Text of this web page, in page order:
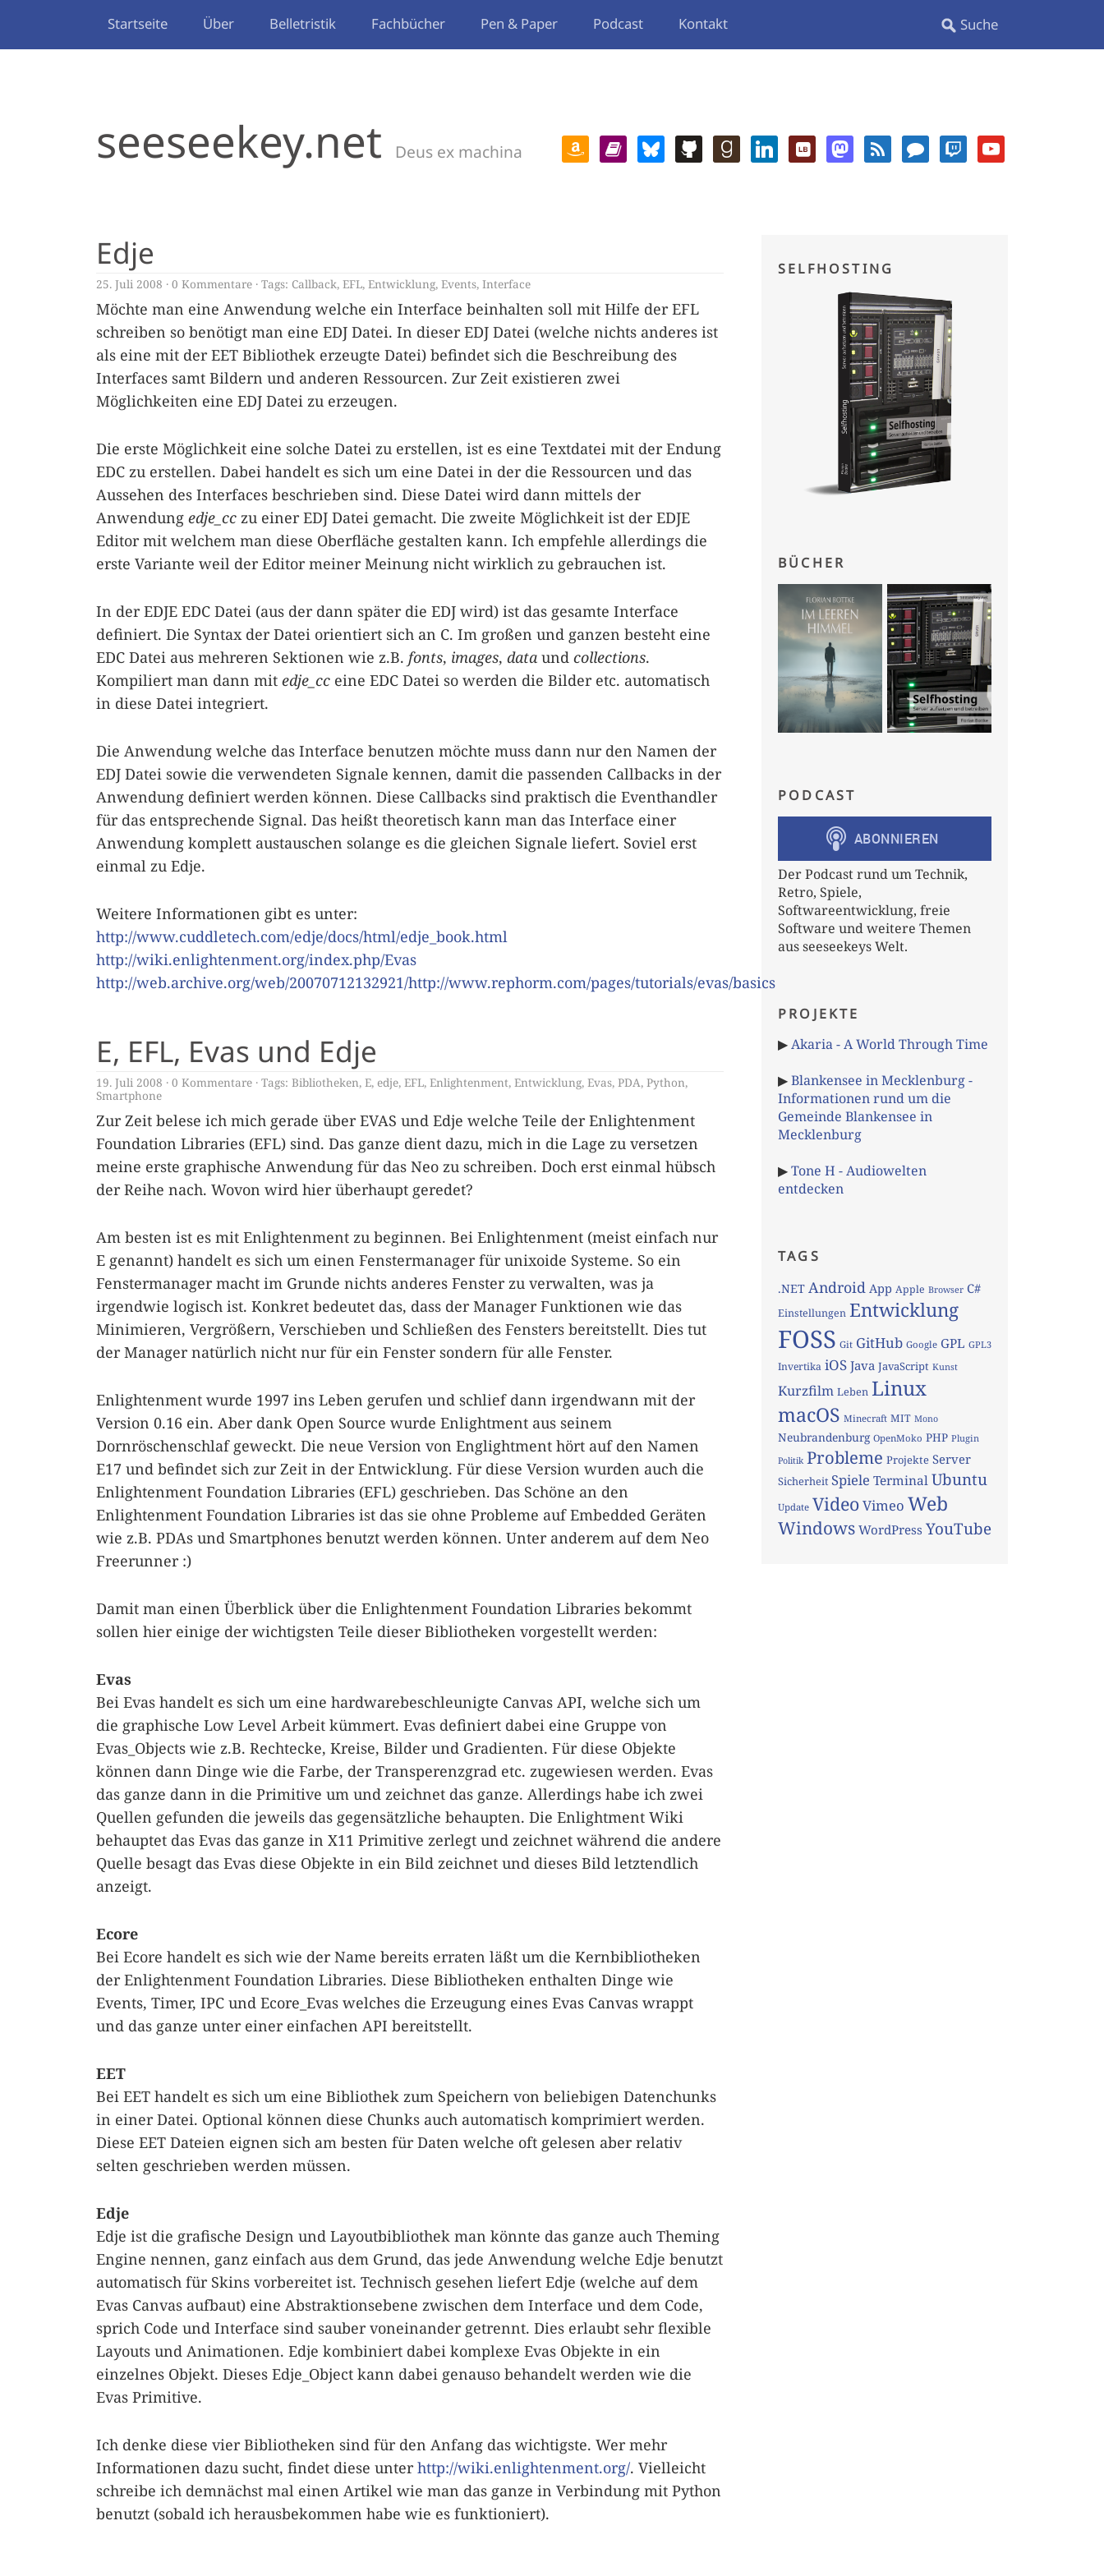
Startseite Über Belletristik Fachbücher Pen & Paper Podcast Kontakt
seeseekey.net Deus ex machina
Edje
25. Juli 2008 0 Kommentare Tags: Callback, EFL, Entwicklung, Events, Interface
Möchte man eine Anwendung welche ein Interface beinhalten soll mit Hilfe der EFL
schreiben so benötigt man eine EDJ Datei. In dieser EDJ Datei (welche nichts anderes ist
als eine mit der EET Bibliothek erzeugte Datei) befindet sich die Beschreibung des
Interfaces samt Bildern und anderen Ressourcen. Zur Zeit existieren zwei
Möglichkeiten eine EDJ Datei zu erzeugen.
Die erste Möglichkeit eine solche Datei zu erstellen, ist es eine Textdatei mit der Endung
EDC zu erstellen. Dabei handelt es sich um eine Datei in der die Ressourcen und das
Aussehen des Interfaces beschrieben sind. Diese Datei wird dann mittels der
Anwendung edje_cc zu einer EDJ Datei gemacht. Die zweite Möglichkeit ist der EDJE
Editor mit welchem man diese Oberfläche gestalten kann. Ich empfehle allerdings die
erste Variante weil der Editor meiner Meinung nicht wirklich zu gebrauchen ist.
In der EDJE EDC Datei (aus der dann später die EDJ wird) ist das gesamte Interface
definiert. Die Syntax der Datei orientiert sich an C. Im großen und ganzen besteht eine
EDC Datei aus mehreren Sektionen wie z.B. fonts, images, data und collections.
Kompiliert man dann mit edje_cc eine EDC Datei so werden die Bilder etc. automatisch
in diese Datei integriert.
Die Anwendung welche das Interface benutzen möchte muss dann nur den Namen der
EDJ Datei sowie die verwendeten Signale kennen, damit die passenden Callbacks in der
Anwendung definiert werden können. Diese Callbacks sind praktisch die Eventhandler
für das entsprechende Signal. Das heißt theoretisch kann man das Interface einer
Anwendung komplett austauschen solange es die gleichen Signale liefert. Soviel erst
einmal zu Edje.
Weitere Informationen gibt es unter:
http://www.cuddletech.com/edje/docs/html/edje_book.html
http://wiki.enlightenment.org/index.php/Evas
http://web.archive.org/web/20070712132921/http://www.rephorm.com/pages/tutorials/evas/basics
E, EFL, Evas und Edje
19. Juli 2008 0 Kommentare Tags: Bibliotheken, E, edje, EFL, Enlightenment, Entwicklung, Evas, PDA, Python,
Smartphone
Zur Zeit belese ich mich gerade über EVAS und Edje welche Teile der Enlightenment
Foundation Libraries (EFL) sind. Das ganze dient dazu, mich in die Lage zu versetzen
meine erste graphische Anwendung für das Neo zu schreiben. Doch erst einmal hübsch
der Reihe nach. Wovon wird hier überhaupt geredet?
Am besten ist es mit Enlightenment zu beginnen. Bei Enlightenment (meist einfach nur
E genannt) handelt es sich um einen Fenstermanager für unixoide Systeme. So ein
Fenstermanager macht im Grunde nichts anderes Fenster zu verwalten, was ja
irgendwie logisch ist. Konkret bedeutet das, dass der Manager Funktionen wie das
Minimieren, Vergrößern, Verschieben und Schließen des Fensters bereitstellt. Dies tut
der Manager natürlich nicht nur für ein Fenster sondern für alle Fenster.
Enlightenment wurde 1997 ins Leben gerufen und schlief dann irgendwann mit der
Version 0.16 ein. Aber dank Open Source wurde Enlightment aus seinem
Dornröschenschlaf geweckt. Die neue Version von Englightment hört auf den Namen
E17 und befindet sich zur Zeit in der Entwicklung. Für diese Version wurden auch die
Enlightenment Foundation Libraries (EFL) geschrieben. Das Schöne an den
Enlightenment Foundation Libraries ist das sie ohne Probleme auf Embedded Geräten
wie z.B. PDAs und Smartphones benutzt werden können. Unter anderem auf dem Neo
Freerunner :)
Damit man einen Überblick über die Enlightenment Foundation Libraries bekommt
sollen hier einige der wichtigsten Teile dieser Bibliotheken vorgestellt werden:
Evas
Bei Evas handelt es sich um eine hardwarebeschleunigte Canvas API, welche sich um
die graphische Low Level Arbeit kümmert. Evas definiert dabei eine Gruppe von
Evas_Objects wie z.B. Rechtecke, Kreise, Bilder und Gradienten. Für diese Objekte
können dann Dinge wie die Farbe, der Transperenzgrad etc. zugewiesen werden. Evas
das ganze dann in die Primitive um und zeichnet das ganze. Allerdings habe ich zwei
Quellen gefunden die jeweils das gegensätzliche behaupten. Die Enlightment Wiki
behauptet das Evas das ganze in X11 Primitive zerlegt und zeichnet während die andere
Quelle besagt das Evas diese Objekte in ein Bild zeichnet und dieses Bild letztendlich
anzeigt.
Ecore
Bei Ecore handelt es sich wie der Name bereits erraten läßt um die Kernbibliotheken
der Enlightenment Foundation Libraries. Diese Bibliotheken enthalten Dinge wie
Events, Timer, IPC und Ecore_Evas welches die Erzeugung eines Evas Canvas wrappt
und das ganze unter einer einfachen API bereitstellt.
EET
Bei EET handelt es sich um eine Bibliothek zum Speichern von beliebigen Datenchunks
in einer Datei. Optional können diese Chunks auch automatisch komprimiert werden.
Diese EET Dateien eignen sich am besten für Daten welche oft gelesen aber relativ
selten geschrieben werden müssen.
Edje
Edje ist die grafische Design und Layoutbibliothek man könnte das ganze auch Theming
Engine nennen, ganz einfach aus dem Grund, das jede Anwendung welche Edje benutzt
automatisch für Skins vorbereitet ist. Technisch gesehen liefert Edje (welche auf dem
Evas Canvas aufbaut) eine Abstraktionsebene zwischen dem Interface und dem Code,
sprich Code und Interface sind sauber voneinander getrennt. Dies erlaubt sehr flexible
Layouts und Animationen. Edje kombiniert dabei komplexe Evas Objekte in ein
einzelnes Objekt. Dieses Edje_Object kann dabei genauso behandelt werden wie die
Evas Primitive.
Ich denke diese vier Bibliotheken sind für den Anfang das wichtigste. Wer mehr
Informationen dazu sucht, findet diese unterhttp://wiki.enlightenment.org/. Vielleicht
schreibe ich demnächst mal einen Artikel wie man das ganze in Verbindung mit Python
benutzt (sobald ich herausbekommen habe wie es funktioniert).
SELFHOSTING
BÜCHER
PODCAST
Der Podcast rund um Technik,
Retro, Spiele,
Softwareentwicklung, freie
Software und weitere Themen
aus seeseekeys Welt.
PROJEKTE
▶Akaria - A World Through Time
▶Blankensee in Mecklenburg -
Informationen rund um die
Gemeinde Blankensee in
Mecklenburg
▶Tone H - Audiowelten
entdecken
TAGS
.NET Android App Apple Browser C#
Einstellungen Entwicklung
FOSS Git GitHub Google GPL GPL3
Invertika iOS Java JavaScript Kunst
Kurzfilm Leben Linux
macOS Minecraft MIT Mono
Neubrandenburg OpenMoko PHP Plugin
Politik Probleme Projekte Server
Sicherheit Spiele TerminalUbuntu
Update VideoVimeo Web
Windows WordPress YouTube